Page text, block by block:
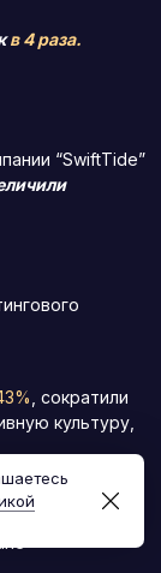
в 4 раза.
“SwiftTide”
, сократили
культуру,